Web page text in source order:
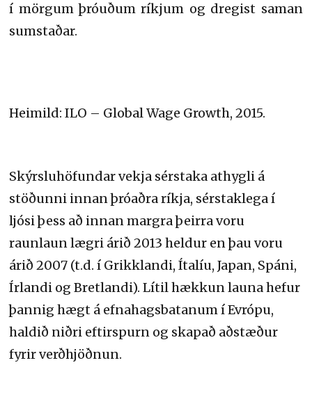
í mörgum þróuðum ríkjum og dregist saman
sumstaðar.
Heimild: ILO – Global Wage Growth, 2015.
Skýrsluhöfundar vekja sérstaka athygli á
stöðunni innan þróaðra ríkja, sérstaklega í
ljósi þess að innan margra þeirra voru
raunlaun lægri árið 2013 heldur en þau voru
árið 2007 (t.d. í Grikklandi, Ítalíu, Japan, Spáni,
Írlandi og Bretlandi). Lítil hækkun launa hefur
þannig hægt á efnahagsbatanum í Evrópu,
haldið niðri eftirspurn og skapað aðstæður
fyrir verðhjöðnun.